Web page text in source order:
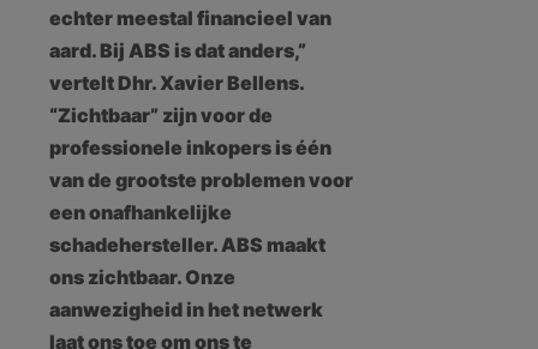
echter meestal financieel van
aard. Bij ABS is dat anders,”
vertelt Dhr. Xavier Bellens.
“Zichtbaar” zijn voor de
professionele inkopers is één
van de grootste problemen voor
een onafhankelijke
schadehersteller. ABS maakt
ons zichtbaar. Onze
aanwezigheid in het netwerk
laat ons toe om ons te